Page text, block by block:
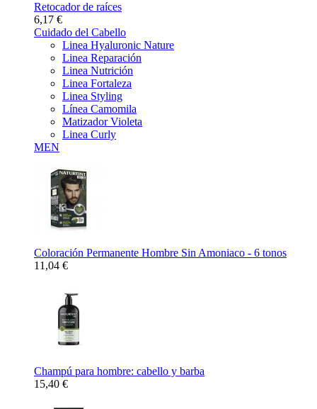
Retocador de raíces
6,17 €
Cuidado del Cabello
Linea Hyaluronic Nature
Linea Reparación
Linea Nutrición
Linea Fortaleza
Linea Styling
Línea Camomila
Matizador Violeta
Linea Curly
MEN
Coloración Permanente Hombre Sin Amoniaco - 6 tonos
11,04 €
Champú para hombre: cabello y barba
15,40 €